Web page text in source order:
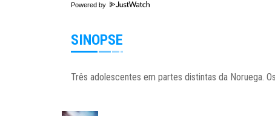
Powered by
SINOPSE
Três adolescentes em partes distintas da Noruega.